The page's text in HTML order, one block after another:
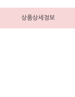
상품상세정보